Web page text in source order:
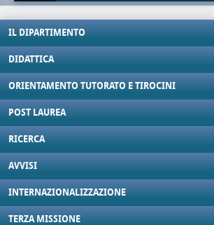
IL DIPARTIMENTO
DIDATTICA
ORIENTAMENTO TUTORATO E TIROCINI
POST LAUREA
RICERCA
AVVISI
INTERNAZIONALIZZAZIONE
TERZA MISSIONE